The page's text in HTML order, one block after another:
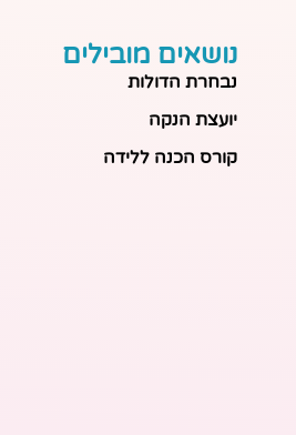
נושאים מובילים
נבחרת הדולות
יועצת הנקה
קורס הכנה ללידה